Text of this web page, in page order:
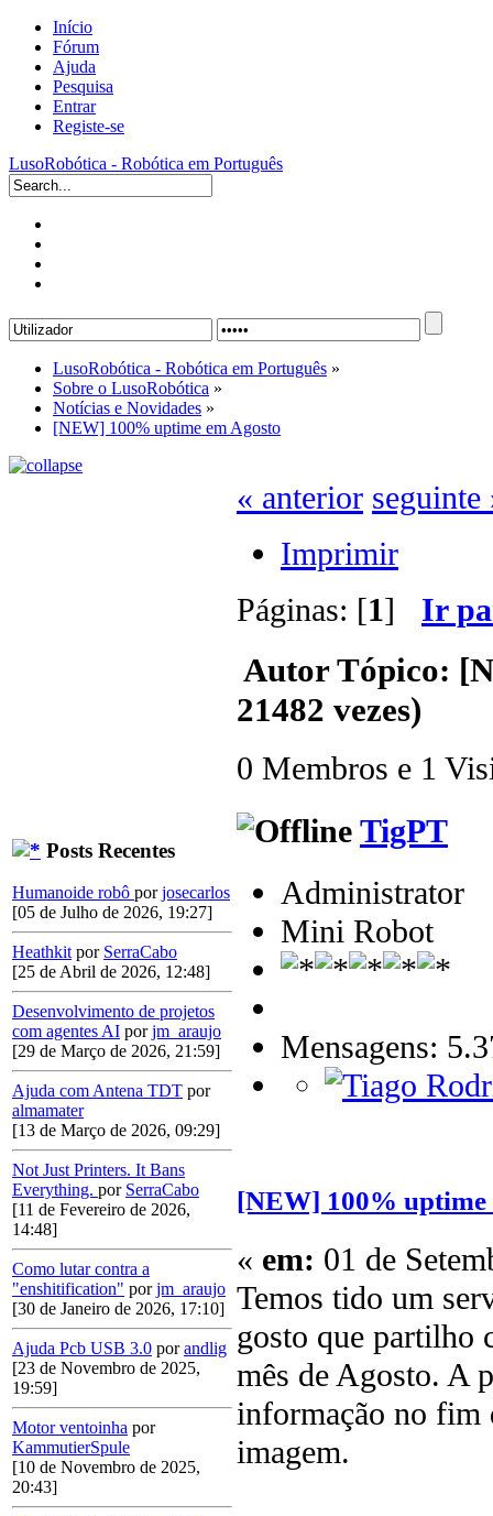
Início
Fórum
Ajuda
Pesquisa
Entrar
Registe-se
LusoRobótica - Robótica em Português
LusoRobótica - Robótica em Português »
Sobre o LusoRobótica »
Notícias e Novidades »
[NEW] 100% uptime em Agosto
Posts Recentes
Humanoide robô porjosecarlos
[05 de Julho de 2026, 19:27]
Heathkit por SerraCabo
[25 de Abril de 2026, 12:48]
Desenvolvimento de projetos
com agentes AI porjm_araujo
[29 de Março de 2026, 21:59]
Ajuda com Antena TDT por
almamater
[13 de Março de 2026, 09:29]
Not Just Printers. It Bans
Everything. por SerraCabo
[11 de Fevereiro de 2026,
14:48]
Como lutar contra a
"enshitification" porjm_araujo
[30 de Janeiro de 2026, 17:10]
Ajuda Pcb USB 3.0 porandlig
[23 de Novembro de 2025,
19:59]
Motor ventoinha por
KammutierSpule
[10 de Novembro de 2025,
20:43]
« anterior seguinte
Imprimir
Páginas: [1] Ir
AutorTópico:
21482 vezes)
0 Membros e 1
TigPT
Administrator
Mini Robot
Mensagens:
[NEW] 100% uptime
« em: 01 de
Temos tido um
gosto que partilho
mês de Agosto. A
informação no fim
imagem.